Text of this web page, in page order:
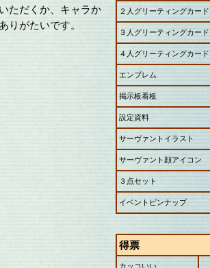
２人グリーティングカード
３人グリーティングカード
４人グリーティングカード
エンブレム
掲示板看板
設定資料
サーヴァントイラスト
サーヴァント顔アイコン
３点セット
イベントピンナップ
得票
カッコいい
ただくか、キャラか
りがたいです。